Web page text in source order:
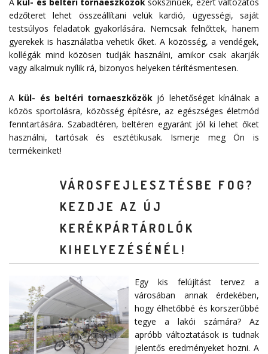
edzőteret lehet összeállítani velük kardió, ügyességi, saját
testsúlyos feladatok gyakorlására. Nemcsak felnőttek, hanem
gyerekek is használatba vehetik őket. A közösség, a vendégek,
kollégák mind közösen tudják használni, amikor csak akarják
vagy alkalmuk nyílik rá, bizonyos helyeken térítésmentesen.
A kül- és beltéri tornaeszközök jó lehetőséget kínálnak a
közös sportolásra, közösség építésre, az egészséges életmód
fenntartására. Szabadtéren, beltéren egyaránt jól ki lehet őket
használni, tartósak és esztétikusak. Ismerje meg Ön is
termékeinket!
VÁROSFEJLESZTÉSBE FOG?
KEZDJE AZ ÚJ
KERÉKPÁRTÁROLÓK
KIHELYEZÉSÉNÉL!
Egy kis felújítást tervez a
városában annak érdekében,
hogy élhetőbbé és korszerűbbé
tegye a lakói számára? Az
apróbb változtatások is tudnak
jelentős eredményeket hozni. A